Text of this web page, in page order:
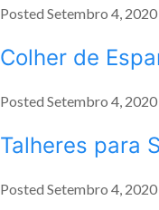
Posted Setembro 4, 2020
Colher de
Posted Setembro 4, 2020
Talheres para
Posted Setembro 4, 2020